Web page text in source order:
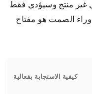
منتج وسيؤدي فقط
الصمت هو مفتاح
كيفية الاستجابة بفعالية